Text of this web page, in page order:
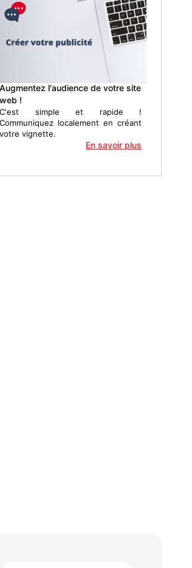
Augmentez l'audience de votre site
web !
C'est simple et rapide !
Communiquez localement en créant
votre vignette.
En savoir plus